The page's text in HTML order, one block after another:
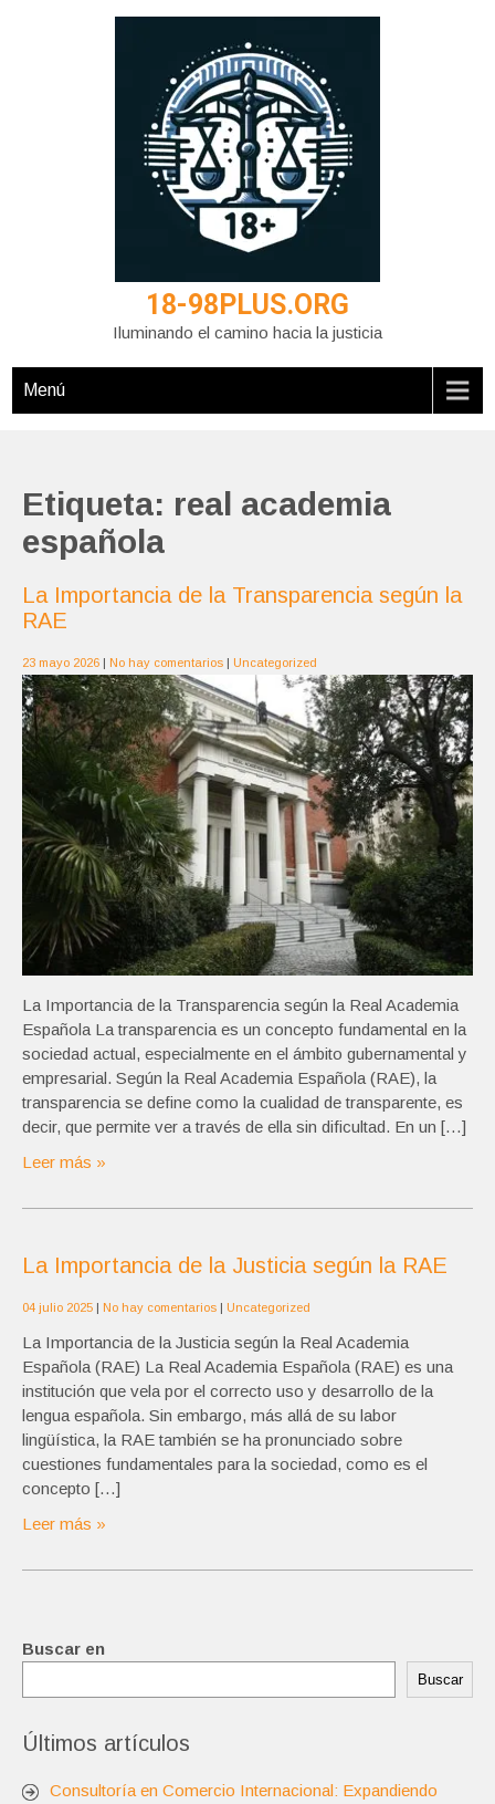
18-98PLUS.ORG
Iluminando el camino hacia la justicia
Menú
Etiqueta: real academia
española
La Importancia de la Transparencia según la
RAE
23 mayo 2026 | No hay comentarios | Uncategorized
La Importancia de la Transparencia según la Real Academia
Española La transparencia es un concepto fundamental en la
sociedad actual, especialmente en el ámbito gubernamental y
empresarial. Según la Real Academia Española (RAE), la
transparencia se define como la cualidad de transparente, es
decir, que permite ver a través de ella sin dificultad. En un […]
Leer más »
La Importancia de la Justicia según la RAE
04 julio 2025 No hay comentarios Uncategorized
La Importancia de la Justicia según la Real Academia
Española (RAE) La Real Academia Española (RAE) es una
institución que vela por el correcto uso y desarrollo de la
lengua española. Sin embargo, más allá de su labor
lingüística, la RAE también se ha pronunciado sobre
cuestiones fundamentales para la sociedad, como es el
concepto […]
Leer más »
Buscar en
Buscar
Últimos artículos
Consultoría en Comercio Internacional: Expandiendo